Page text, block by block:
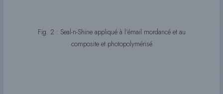
Fig. 2 : Seal-n-Shine appliqué à l’émail mordancé et au
composite et photopolymérisé